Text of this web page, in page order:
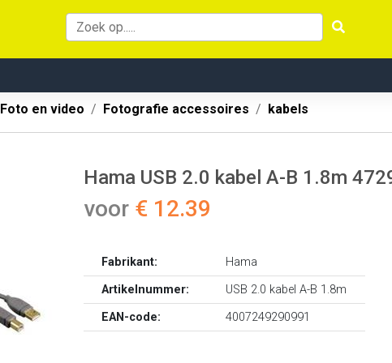
Foto en video Fotografie accessoires kabels
Hama USB 2.0 kabel A-B 1.8m
voor € 12.39
Fabrikant:
Hama
Artikelnummer:
USB 2.0 kabel A-B 1.8m
EAN-code:
4007249290991